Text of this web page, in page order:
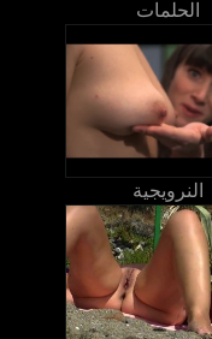
الحلمات
النرويجية